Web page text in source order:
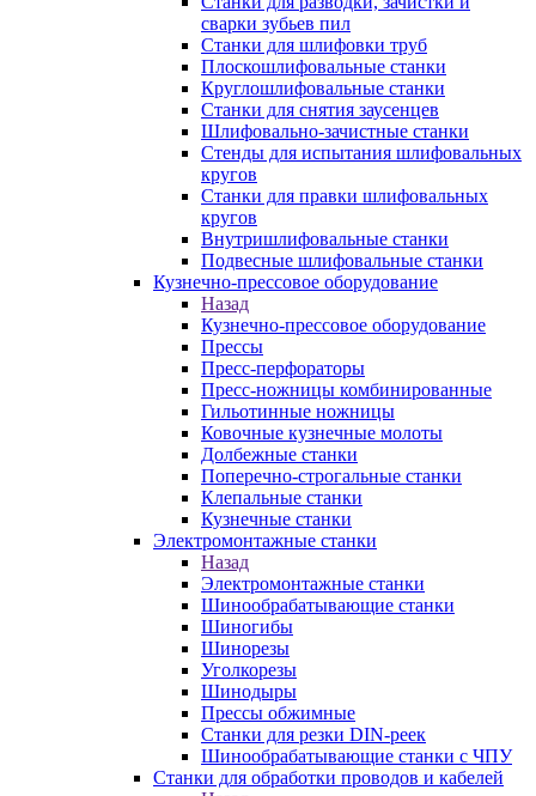
сварки зубьев пил
Станки для шлифовки труб
Плоскошлифовальные станки
Круглошлифовальные станки
Станки для снятия заусенцев
Шлифовально-зачистные станки
Стенды для испытания шлифовальных
кругов
Станки для правки шлифовальных
кругов
Внутришлифовальные станки
Подвесные шлифовальные станки
Кузнечно-прессовое оборудование
Назад
Кузнечно-прессовое оборудование
Прессы
Пресс-перфораторы
Пресс-ножницы комбинированные
Гильотинные ножницы
Ковочные кузнечные молоты
Долбежные станки
Поперечно-строгальные станки
Клепальные станки
Кузнечные станки
Электромонтажные станки
Назад
Электромонтажные станки
Шинообрабатывающие станки
Шиногибы
Шинорезы
Уголкорезы
Шинодыры
Прессы обжимные
Станки для резки DIN-реек
Шинообрабатывающие станки с ЧПУ
Станки для обработки проводов и кабелей